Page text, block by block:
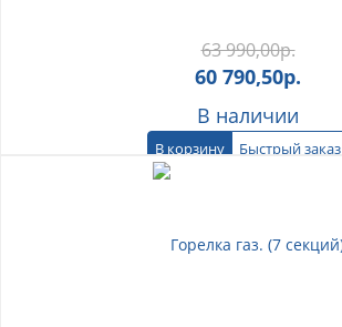
63 990,00р.
60 790,50р.
В наличии
В корзину Быстрый заказ